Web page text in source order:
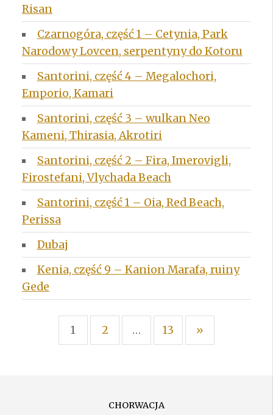
Risan
Czarnogóra, część 1 – Cetynia, Park
Narodowy Lovcen, serpentyny do Kotoru
Santorini, część 4 – Megalochori,
Emporio, Kamari
Santorini, część 3 – wulkan Neo
Kameni, Thirasia, Akrotiri
Santorini, część 2 – Fira, Imerovigli,
Firostefani, Vlychada Beach
Santorini, część 1 – Oia, Red Beach,
Perissa
Dubaj
Kenia, część 9 – Kanion Marafa, ruiny
Gede
STRONICOWANIE
WPISÓW
1 2 … 13
Next
Page
»
CHORWACJA